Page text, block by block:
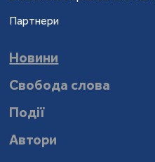
Партнери
Новини
Свобода слова
Події
Автори